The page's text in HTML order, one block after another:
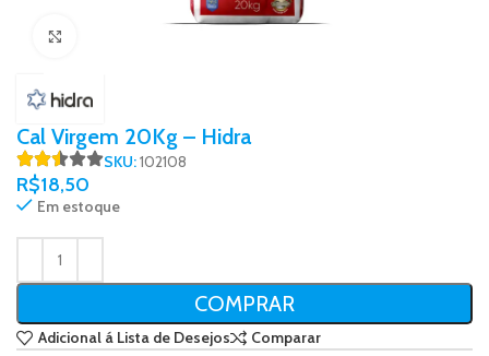
Cal Virgem 20Kg – Hidra
SKU:102108
R$18,50
Em estoque
COMPRAR
Adicional á Lista de Desejos Comparar